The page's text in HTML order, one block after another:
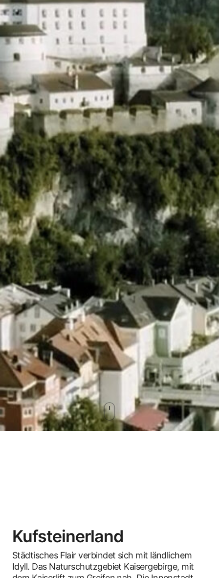
Kufsteinerland
Städtisches Flair verbindet sich mit ländlichem
Idyll. Das Naturschutzgebiet Kaisergebirge, mit